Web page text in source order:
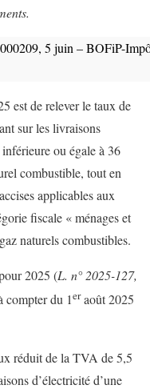
5 juin – BOFiP-
est de relever le taux de
sur les livraisons
ou égale à 36
combustible, tout en
applicables aux
fiscale « ménages et
naturels combustibles.
2025 (L. n° 2025-127,
compter du 1eraoût 2025
réduit de la TVA de 5,5
d’électricité d’une